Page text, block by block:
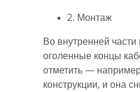
2. Монтаж
Во внутренней части
оголенные концы
отметить —
конструкции, и она